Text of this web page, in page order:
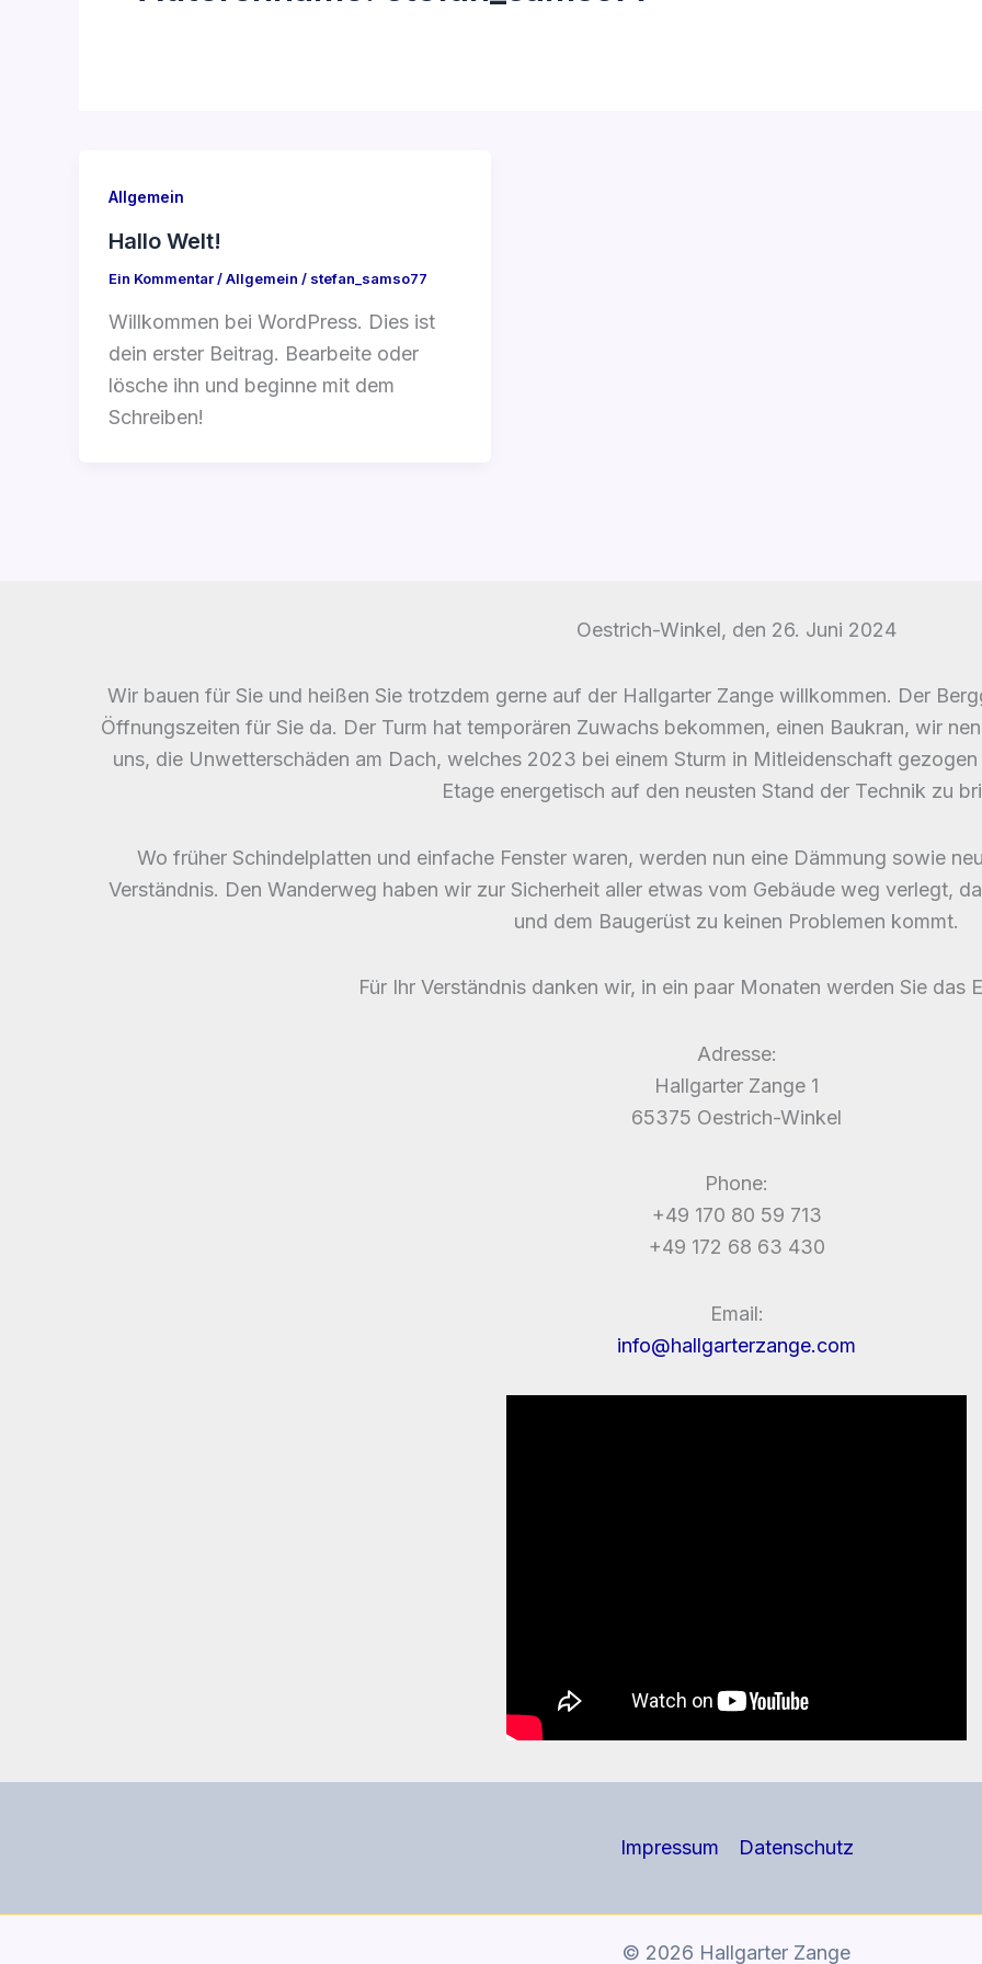
Allgemein
Hallo Welt!
Ein Kommentar/Allgemein / stefan_samso77
Willkommen bei WordPress. Dies ist
dein erster Beitrag. Bearbeite oder
lösche ihn und beginne mit dem
Schreiben!
Oestrich-Winkel, den 26. Juni 2024
Wir bauen für Sie und heißen Sie trotzdem gerne auf der Hallgarter Zange willkommen. Der
Öffnungszeiten für Sie da. Der Turm hat temporären Zuwachs bekommen, einen Baukran, wir
uns, die Unwetterschäden am Dach, welches 2023 bei einem Sturm in Mitleidenschaft
Etage energetisch auf den neusten Stand der Technik zu
Wo früher Schindelplatten und einfache Fenster waren, werden nun eine Dämmung sowie
Verständnis. Den Wanderweg haben wir zur Sicherheit aller etwas vom Gebäude weg verlegt,
und dem Baugerüst zu keinen Problemen kommt.
Für Ihr Verständnis danken wir, in ein paar Monaten werden Sie das
Adresse:
Hallgarter Zange 1
65375 Oestrich-Winkel
Phone:
+49 170 80 59 713
+49 172 68 63 430
Email:
info@hallgarterzange.com
Impressum Datenschutz
© 2026 Hallgarter Zange